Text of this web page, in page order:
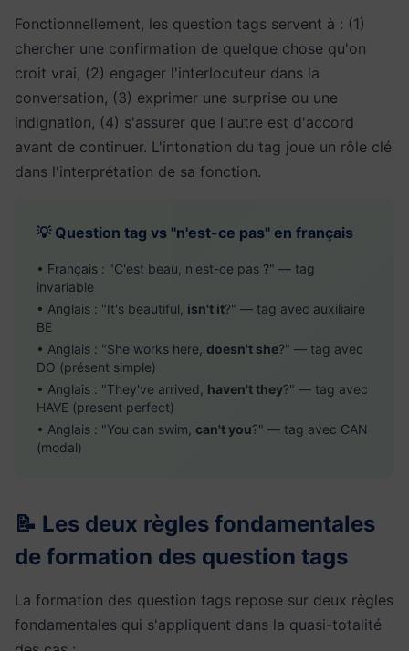
Fonctionnellement, les question tags servent à : (1)
chercher une confirmation de quelque chose qu'on
croit vrai, (2) engager l'interlocuteur dans la
conversation, (3) exprimer une surprise ou une
indignation, (4) s'assurer que l'autre est d'accord
avant de continuer. L'intonation du tag joue un rôle clé
dans l'interprétation de sa fonction.
💡 Question tag vs "n'est-ce pas" en français
• Français : "C'est beau, n'est-ce pas ?" — tag
invariable
• Anglais : "It's beautiful, isn't it?" — tag avec auxiliaire
BE
• Anglais : "She works here, doesn't she?" — tag avec
DO (présent simple)
• Anglais : "They've arrived, haven't they?" — tag avec
HAVE (present perfect)
• Anglais : "You can swim, can't you?" — tag avec CAN
(modal)
📝 Les deux règles fondamentales
de formation des question tags
La formation des question tags repose sur deux règles
fondamentales qui s'appliquent dans la quasi-totalité